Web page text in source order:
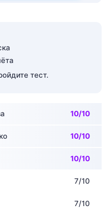
тест.
10/10
10/10
10/10
7/10
7/10